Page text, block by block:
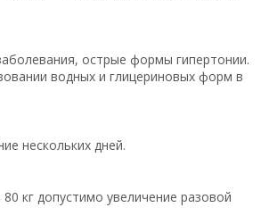
острые формы гипертонии.
водных и глицериновых форм в
нескольких дней.
кг допустимо увеличение разовой